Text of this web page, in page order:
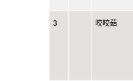
3 咬咬菇